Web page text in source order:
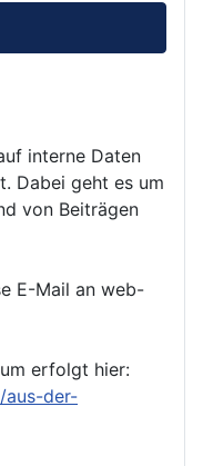
interne Daten
Dabei geht es um
von Beiträgen
E-Mail an web-
erfolgt hier:
aus-der-